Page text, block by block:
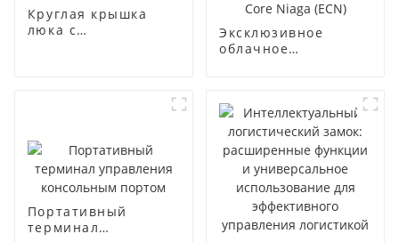
Круглая крышка
люка с
Эксклюзивное
облачное
замками Core Niaga
(ECN)
Портативный
терминал